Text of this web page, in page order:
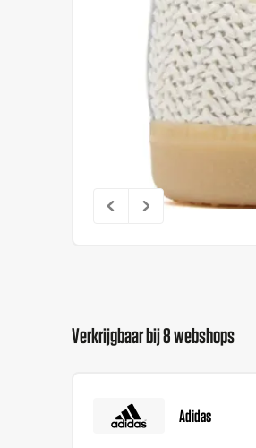
Verkrijgbaar bij 8 webshops
Adidas